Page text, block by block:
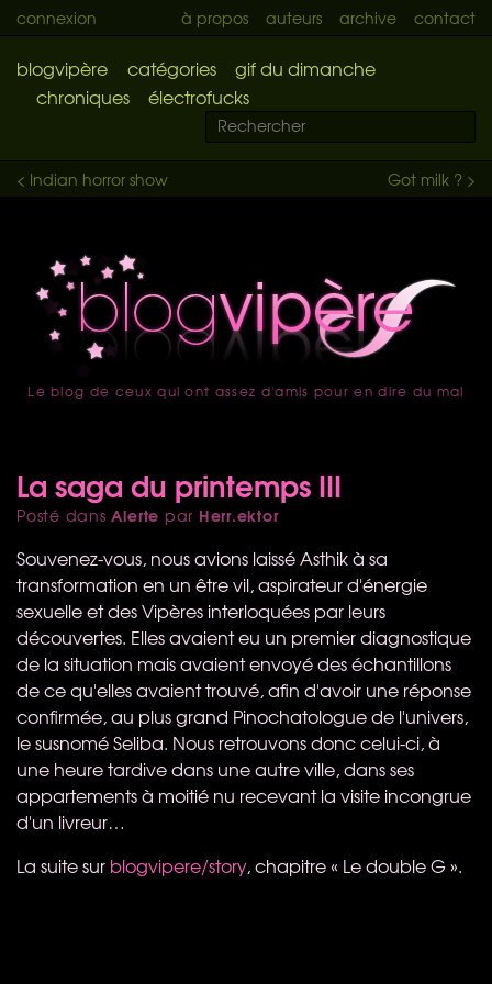
connexion à propos auteurs archive contact
blogvipère catégories
gif du dimanche
chroniques
électrofucks
Got milk ? >
< Indian horror show
accueil
Le blog de ceux qui ont assez d'amis pour en dire du mal
La saga du printemps III
Posté dansAlerte par Herr.ektor
Souvenez-vous, nous avions laissé Asthik à sa
transformation en un être vil, aspirateur d'énergie
sexuelle et des Vipères interloquées par leurs
découvertes. Elles avaient eu un premier diagnostique
de la situation mais avaient envoyé des échantillons
de ce qu'elles avaient trouvé, afin d'avoir une réponse
confirmée, au plus grand Pinochatologue de l'univers,
le susnomé Seliba. Nous retrouvons donc celui-ci, à
une heure tardive dans une autre ville, dans ses
appartements à moitié nu recevant la visite incongrue
d'un livreur…
La suite sur blogvipere/story, chapitre « Le double G ».